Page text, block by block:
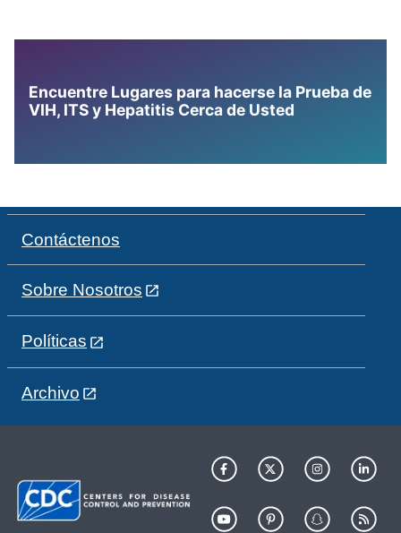
Encuentre Lugares para hacerse la Prueba de
VIH, ITS y Hepatitis Cerca de Usted
Contáctenos
Sobre Nosotros
Políticas
Archivo